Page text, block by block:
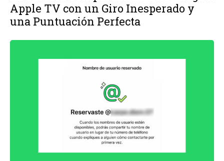
Apple TV con un Giro Inesperado y
una Puntuación Perfecta